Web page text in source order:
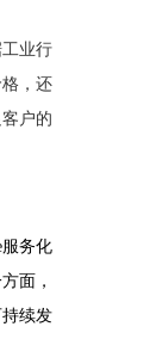
业行
，还
户的
服务化
面，
续发